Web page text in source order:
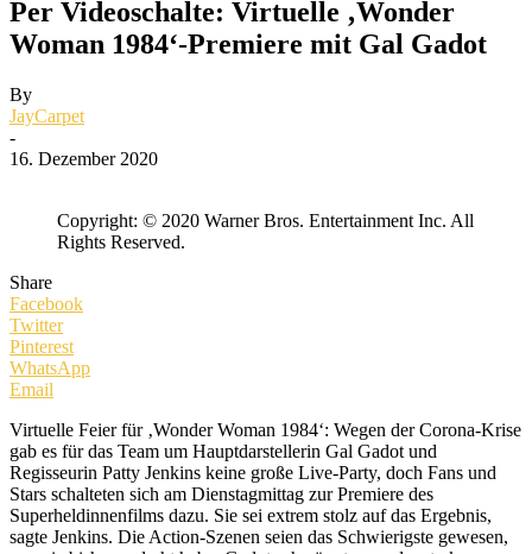
Per Videoschalte: Virtuelle ‚Wonder
Woman 1984‘-Premiere mit Gal Gadot
By
JayCarpet
-
16. Dezember 2020
Copyright: © 2020 Warner Bros. Entertainment Inc. All
Rights Reserved.
Share
Facebook
Twitter
Pinterest
WhatsApp
Email
Virtuelle Feier für ‚Wonder Woman 1984‘: Wegen der Corona-Krise
gab es für das Team um Hauptdarstellerin Gal Gadot und
Regisseurin Patty Jenkins keine große Live-Party, doch Fans und
Stars schalteten sich am Dienstagmittag zur Premiere des
Superheldinnenfilms dazu. Sie sei extrem stolz auf das Ergebnis,
sagte Jenkins. Die Action-Szenen seien das Schwierigste gewesen,